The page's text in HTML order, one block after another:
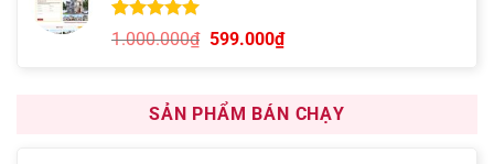
599.000₫.
5.00trên 5
dựa trên
6
1.000.000₫ Giá
1.000.000₫.
599.000₫Giá
là:
599.000₫.
SẢN PHẨM BÁN CHẠY